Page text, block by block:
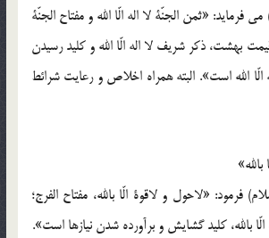
فرماید: «ثمن الجنّة لا اله الّا الله و مفتاح الجنّة
بها و قیمت بهشت، ذکر شریف لا اله الّا الله و کلید رسیدن
الله است». البته همراه اخلاص و رعایت شرائط
فرمود: «لاحول و لاقوة الّا بالله، مفتاح الفرج؛